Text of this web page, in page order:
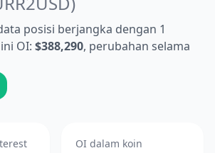
posisi berjangka dengan 1
OI: $388,290, perubahan selama
OI dalam koin